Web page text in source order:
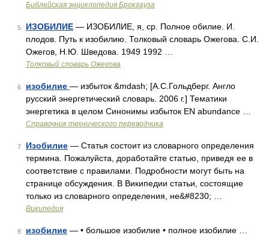
Библейская энциклопедия Брокгауза
5 ИЗОБИЛИЕ — ИЗОБИЛИЕ, я, ср. Полное обилие. И.
плодов. Путь к изобилию. Толковый словарь Ожегова. С.И.
Ожегов, Н.Ю. Шведова. 1949 1992 …
Толковый словарь Ожегова
6 изобилие — избыток &mdash; [А.С.Гольдберг. Англо
русский энергетический словарь. 2006 г.] Тематики
энергетика в целом Синонимы избыток EN abundance …
Справочник технического переводчика
7 Изобилие — Статья состоит из словарного определения
термина. Пожалуйста, доработайте статью, приведя ее в
соответствие с правилами. Подробности могут быть на
странице обсуждения. В Википедии статьи, состоящие
только из словарного определения, не&#8230; …
Википедия
8 изобилие — • большое изобилие • полное изобилие …